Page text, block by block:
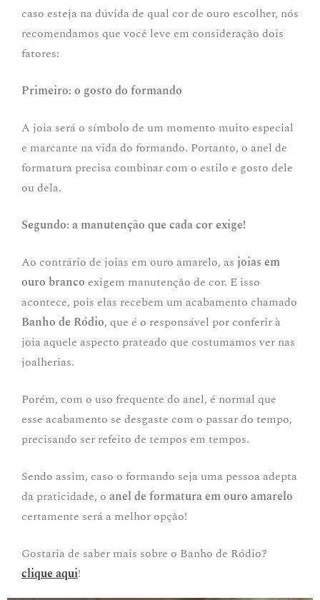
caso esteja na dúvida de qual cor de ouro escolher, nós
recomendamos que você leve em consideração dois
fatores:
Primeiro: o gosto do formando
A joia será o símbolo de um momento muito especial
e marcante na vida do formando. Portanto, o anel de
formatura precisa combinar com o estilo e gosto dele
ou dela.
Segundo: a manutenção que cada cor exige!
Ao contrário de joias em ouro amarelo, as joias em
ouro branco exigem manutenção de cor. E isso
acontece, pois elas recebem um acabamento chamado
Banho de Ródio, que é o responsável por conferir à
joia aquele aspecto prateado que costumamos ver nas
joalherias.
Porém, com o uso frequente do anel, é normal que
esse acabamento se desgaste com o passar do tempo,
precisando ser refeito de tempos em tempos.
Sendo assim, caso o formando seja uma pessoa adepta
da praticidade, o anel de formatura em ouro amarelo
certamente será a melhor opção!
Gostaria de saber mais sobre o Banho de Ródio?
clique aqui!